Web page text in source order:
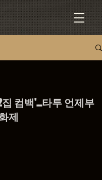
컴백'…타투 언제부
제